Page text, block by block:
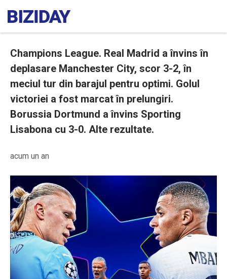
Champions League. Real Madrid a învins în
deplasare Manchester City, scor 3-2, în
meciul tur din barajul pentru optimi. Golul
victoriei a fost marcat în prelungiri.
Borussia Dortmund a învins Sporting
Lisabona cu 3-0. Alte rezultate.
acum un an